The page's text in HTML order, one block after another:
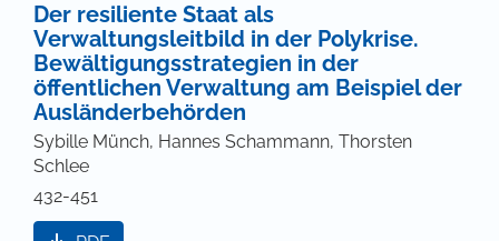
Der resiliente Staat als
Verwaltungsleitbild in der Polykrise.
Bewältigungsstrategien in der
öffentlichen Verwaltung am Beispiel der
Ausländerbehörden
Sybille Münch, Hannes Schammann, Thorsten
Schlee
432-451